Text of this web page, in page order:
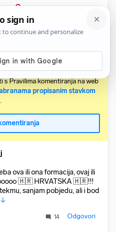
PRIJAVA
Relevantni
članke obvezan je
s Pravilima komentiranja na web
propisanim stavkom
.
ova ili ona formacija, ovaj ili
🇭🇷 HRVATSKA 🇭🇷!!!
sanjam pobjedu, ali i bod
↓
14 Odgovori